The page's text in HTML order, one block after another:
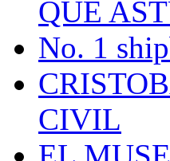
QUE
No. 1
CIVIL